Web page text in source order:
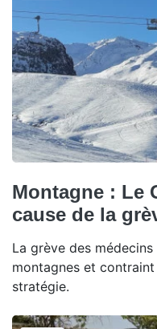
Montagne : Le
cause de la
La grève des
montagnes et
stratégie.